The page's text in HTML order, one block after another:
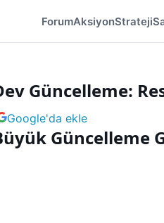
ForumAksiyonStrateji
Güncelleme:
Google'da ekle
Güncelleme